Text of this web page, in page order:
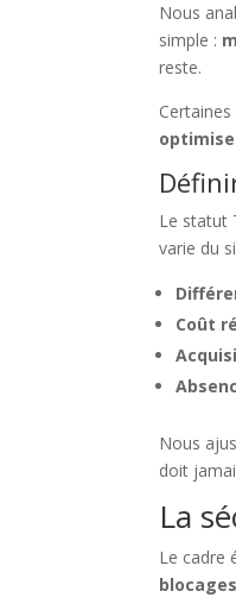
Nous
simple :
reste.
Le statut
varie du
Coût
Nous
doit
La
Le cadre